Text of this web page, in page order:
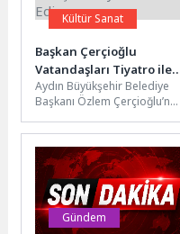
Kültür Sanat
Başkan Çerçioğlu
Vatandaşları Tiyatro ile
Buluşturmaya Devam
Ediyor
Aydın Büyükşehir Belediye
Başkanı Özlem Çerçioğlu’nun
yolculuğu, bu kez
Karacasu’da hayat...
Gündem